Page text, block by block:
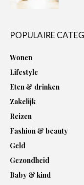
POPULAIRE
Wonen
Lifestyle
Eten & drinken
Zakelijk
Reizen
Fashion & beauty
Geld
Gezondheid
Baby & kind